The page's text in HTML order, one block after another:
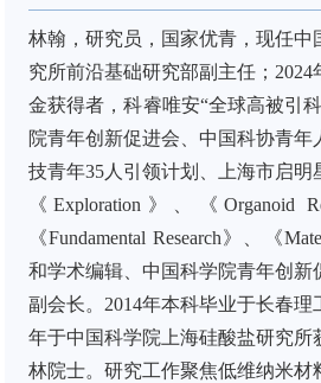
林翰，研究员，国家优青，现任中
究所前沿基础研究部副主任；
金获得者，科睿唯安“全球高被引
院青年创新促进会、中国科协青
技青年35人引领计划、上海市启明
《Exploration》、《Organoid
《Fundamental Research》、《
和学术编辑、中国科学院青年创新
副会长。2014年本科毕业于长春理
年于中国科学院上海硅酸盐研究所
林院士。研究工作聚焦低维纳米材